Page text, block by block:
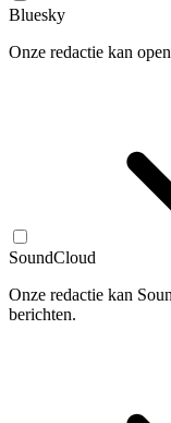
Bluesky
Onze redactie kan
SoundCloud
Onze redactie kan
berichten.